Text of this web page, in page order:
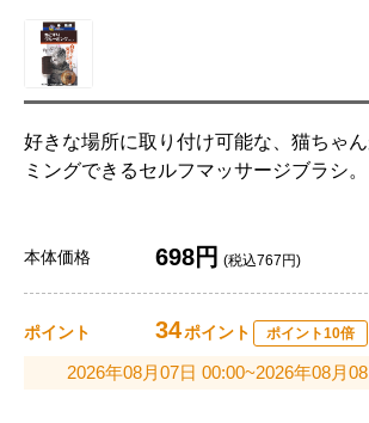
好きな場所に取り付け可能な、猫ちゃ
ミングできるセルフマッサージブラシ。
本体価格 698円 (税込767円)
ポイント 34ポイント ポイント10倍
2026年08月07日 00:00~2026年08月